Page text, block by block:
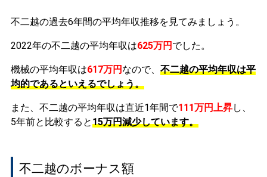
不二越の過去6年間の平均年収推移を見てみましょう。
2022年の不二越の平均年収は625万円 でした。
機械の平均年収は617万円 なので、 不二越の平均年収は平
均的であるといえるでしょう。
また、不二越の平均年収は直近1年間で111万円上昇し、
5年前と比較すると15万円減少しています。
不二越のボーナス額